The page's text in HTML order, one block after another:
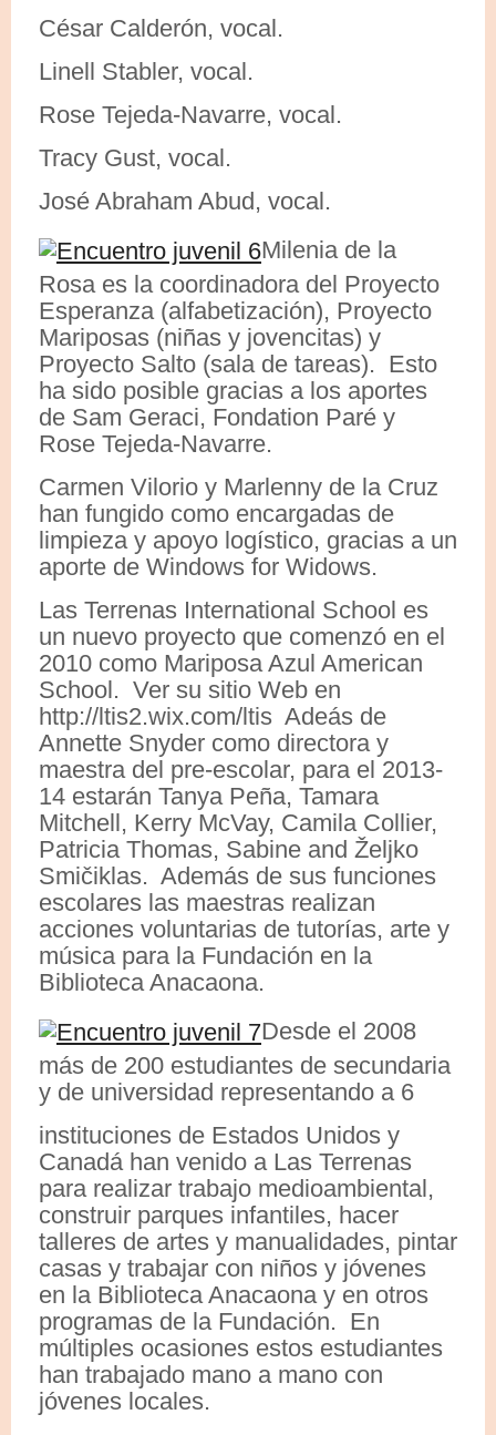
César Calderón, vocal.
Linell Stabler, vocal.
Rose Tejeda-Navarre, vocal.
Tracy Gust, vocal.
José Abraham Abud, vocal.
Milenia de la
Rosa es la coordinadora del Proyecto
Esperanza (alfabetización), Proyecto
Mariposas (niñas y jovencitas) y
Proyecto Salto (sala de tareas). Esto
ha sido posible gracias a los aportes
de Sam Geraci, Fondation Paré y
Rose Tejeda-Navarre.
Carmen Vilorio y Marlenny de la Cruz
han fungido como encargadas de
limpieza y apoyo logístico, gracias a un
aporte de Windows for Widows.
Las Terrenas International School es
un nuevo proyecto que comenzó en el
2010 como Mariposa Azul American
School. Ver su sitio Web en
http://ltis2.wix.com/ltis Adeás de
Annette Snyder como directora y
maestra del pre-escolar, para el 2013-
14 estarán Tanya Peña, Tamara
Mitchell, Kerry McVay, Camila Collier,
Patricia Thomas, Sabine and Željko
Smičiklas. Además de sus funciones
escolares las maestras realizan
acciones voluntarias de tutorías, arte y
música para la Fundación en la
Biblioteca Anacaona.
Desde el 2008
más de 200 estudiantes de secundaria
y de universidad representando a 6
instituciones de Estados Unidos y
Canadá han venido a Las Terrenas
para realizar trabajo medioambiental,
construir parques infantiles, hacer
talleres de artes y manualidades, pintar
casas y trabajar con niños y jóvenes
en la Biblioteca Anacaona y en otros
programas de la Fundación. En
múltiples ocasiones estos estudiantes
han trabajado mano a mano con
jóvenes locales.